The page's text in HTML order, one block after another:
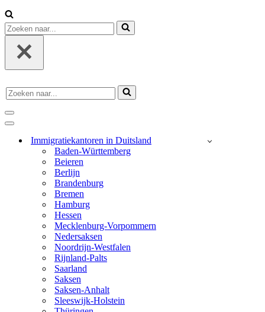
Zoeken
naar...
Zoeken
naar...
navigatie
menu
navigatie
Immigratiekantoren in Duitsland
Baden-Württemberg
Beieren
Berlijn
Brandenburg
Bremen
Hamburg
Hessen
Mecklenburg-Vorpommern
Nedersaksen
Noordrijn-Westfalen
Rijnland-Palts
Saarland
Saksen
Saksen-Anhalt
Sleeswijk-Holstein